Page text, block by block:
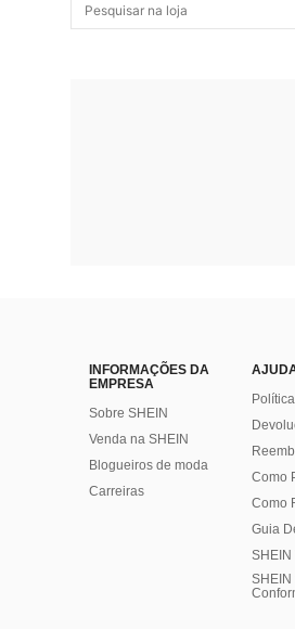
INFORMAÇÕES DA
EMPRESA
Sobre SHEIN
Venda na SHEIN
Blogueiros de moda
Carreiras
Como
Como
Guia
SHEIN
SHEIN